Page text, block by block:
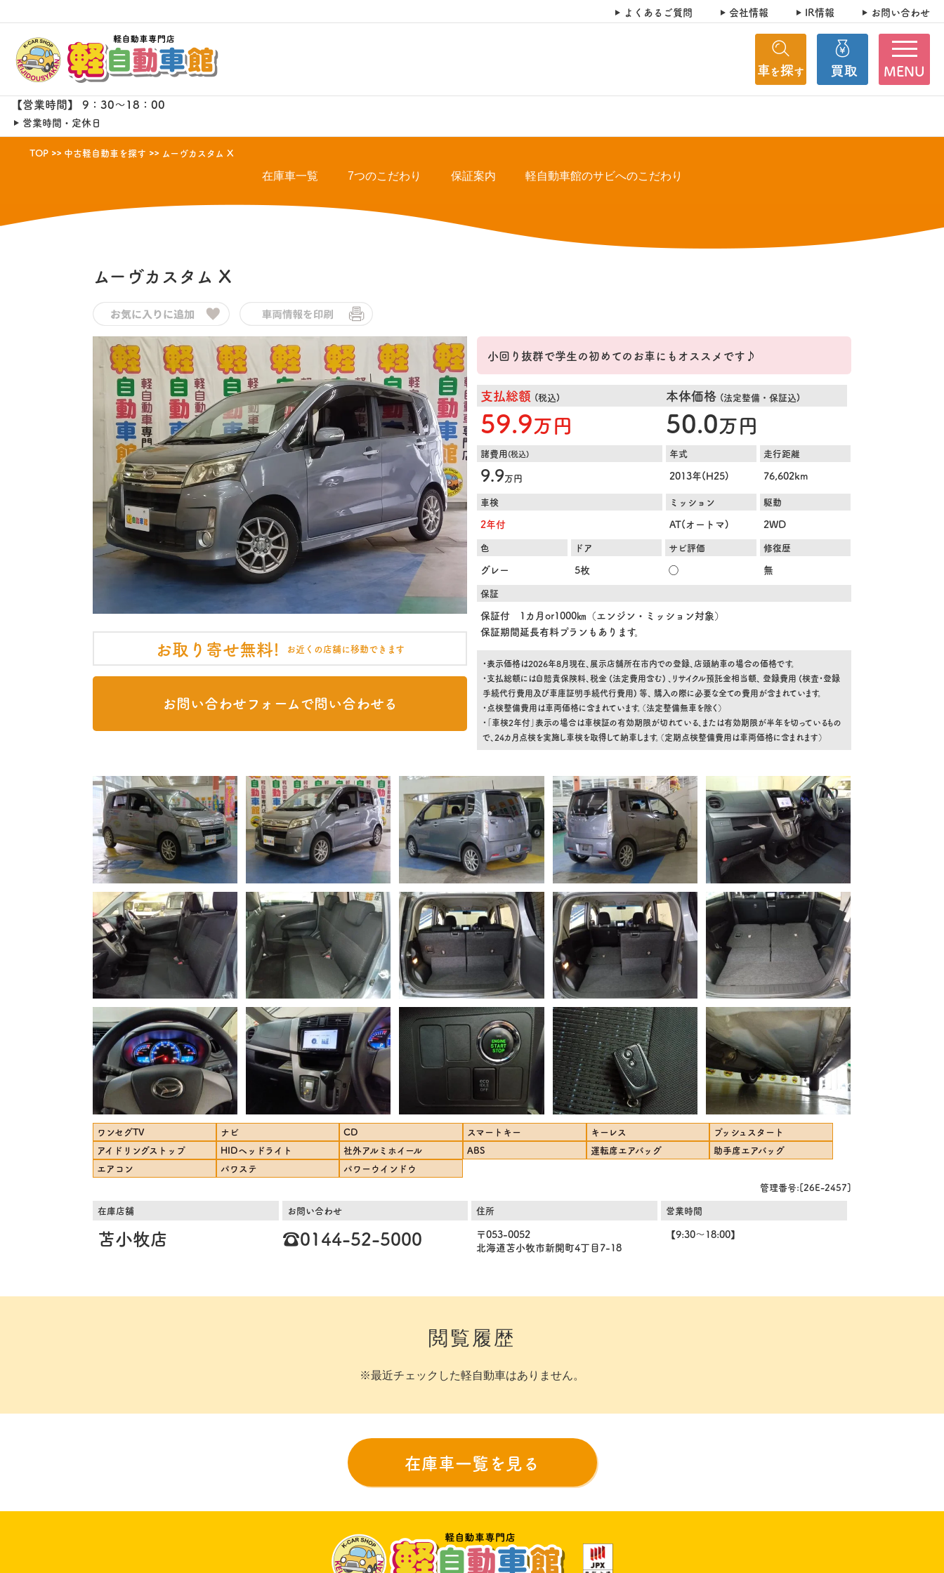
よくあるご質問 会社情報 IR情報 お問い合わせ
MENU
【営業時間】 9：30～18：00
営業時間・定休日
TOP 中古軽自動車を探す ムーヴカスタム X
在庫車一覧 7つのこだわり 保証案内 軽自動車館のサビへのこだわり
ムーヴカスタム X
お取り寄せ無料! お近くの店舗に移動できます
お問い合わせフォームで問い合わせる
小回り抜群で学生の初めてのお車にもオススメです♪
支払総額 (税込)
59.9万円
本体価格 (法定整備・保証込)
50.0万円
諸費用(税込)
9.9万円
年式
2013年(H25)
走行距離
76,602km
車検
2年付
ミッション
AT(オートマ)
駆動
2WD
色
グレー
ドア
5枚
サビ評価
◯
修復歴
無
保証
保証付 1カ月or1000㎞（エンジン・ミッション対象）
保証期間延長有料プランもあります。
・表示価格は2026年8月現在、展示店舗所在市内での登録、店頭納車の場合の価格です。
・支払総額には自賠責保険料、税金 (法定費用含む) 、リサイクル預託金相当額、 登録費用 (検査・登録
手続代行費用及び車庫証明手続代行費用) 等、 購入の際に必要な全ての費用が含まれています。
・点検整備費用は車両価格に含まれています。（法定整備無車を除く）
・「車検2年付」表示の場合は車検証の有効期限が切れている、または有効期限が半年を切っているもの
で、24カ月点検を実施し車検を取得して納車します。（定期点検整備費用は車両価格に含まれます）
ワンセグTV ナビ CD スマートキー キーレス
プッシュスタート
アイドリングストップ
HIDヘッドライト 社外アルミホイール ABS 運転席エアバッグ
助手席エアバッグ
エアコン
パワステ
パワーウインドウ
管理番号:[26E-2457]
在庫店舗
苫小牧店
お問い合わせ
☎️0144-52-5000
住所
〒053-0052
北海道苫小牧市新開町4丁目7-18
営業時間
【9:30～18:00】
閲覧履歴
※最近チェックした軽自動車はありません。
在庫車一覧を見る